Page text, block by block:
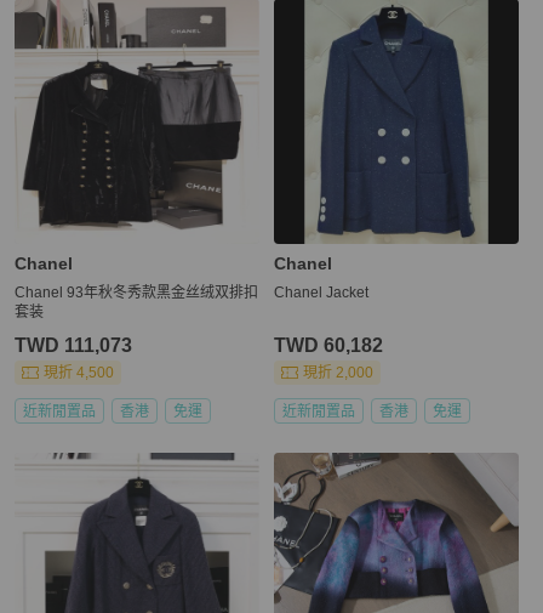
Chanel
Chanel 93年秋冬秀款黑金丝绒双排扣
套装
TWD 111,073
現折 4,500
近新閒置品 香港 免運
Chanel
Chanel Jacket
TWD 60,182
現折 2,000
近新閒置品 香港 免運